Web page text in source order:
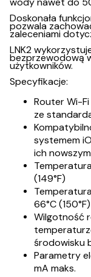
Doskonała
pozwala
zaleceniami
LNK2
bezprzewodową
użytkowników.
Specyfikacje:
Router Wi-
ze
systemem
ich
(149°F)
66°C (150°F)
Wilgotność
środowisku
Parametry
mA maks.